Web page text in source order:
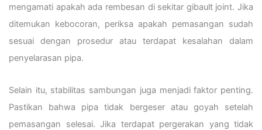
mengamati apakah ada rembesan di sekitar gibault joint. Jika
ditemukan kebocoran, periksa apakah pemasangan sudah
sesuai dengan prosedur atau terdapat kesalahan dalam
penyelarasan pipa.
Selain itu, stabilitas sambungan juga menjadi faktor penting.
Pastikan bahwa pipa tidak bergeser atau goyah setelah
pemasangan selesai. Jika terdapat pergerakan yang tidak